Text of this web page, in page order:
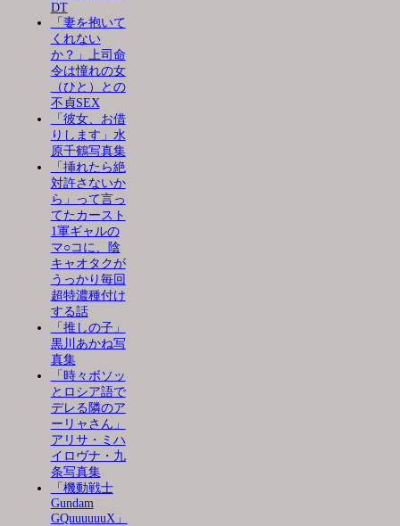
DT
「妻を抱いて
くれない
か？」上司命
令は憧れの女
（ひと）との
不貞SEX
「彼女、お借
りします」水
原千鶴写真集
「挿れたら絶
対許さないか
ら」って言っ
てたカースト
1軍ギャルの
マ○コに、陰
キャオタクが
うっかり毎回
超特濃種付け
する話
「推しの子」
黒川あかね写
真集
「時々ボソッ
とロシア語で
デレる隣のア
ーリャさん」
アリサ・ミハ
イロヴナ・九
条写真集
「機動戦士
Gundam
GQuuuuuuX」